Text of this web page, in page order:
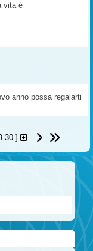
vita è
anno possa regalarti
30]